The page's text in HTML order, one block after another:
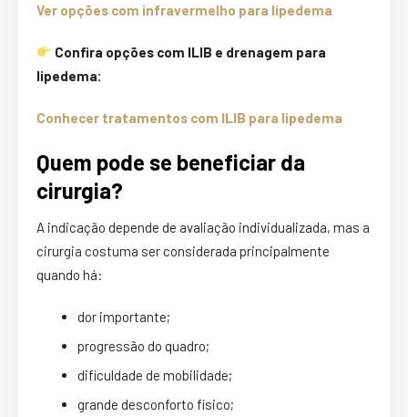
Ver opções com infravermelho para lipedema
Confira opções com ILIB e drenagem para
lipedema:
Conhecer tratamentos com ILIB para lipedema
Quem pode se beneficiar da
cirurgia?
A indicação depende de avaliação individualizada, mas a
cirurgia costuma ser considerada principalmente
quando há:
dor importante;
progressão do quadro;
dificuldade de mobilidade;
grande desconforto físico;